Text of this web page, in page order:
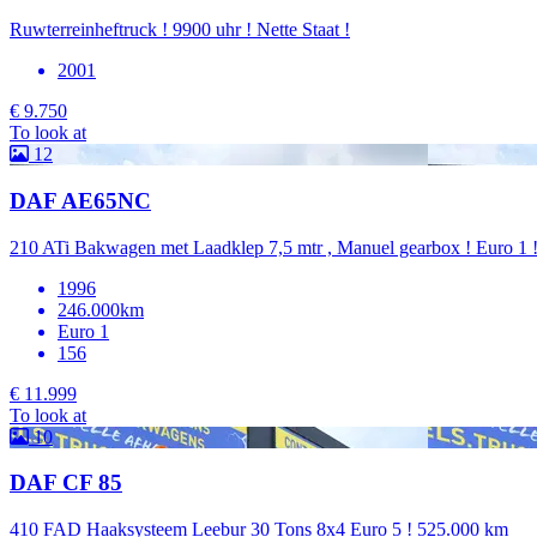
Ruwterreinheftruck ! 9900 uhr ! Nette Staat !
2001
€ 9.750
To look at
12
DAF AE65NC
210 ATi Bakwagen met Laadklep 7,5 mtr , Manuel gearbox ! Euro 1 !
1996
246.000km
Euro 1
156
€ 11.999
To look at
10
DAF CF 85
410 FAD Haaksysteem Leebur 30 Tons 8x4 Euro 5 ! 525.000 km